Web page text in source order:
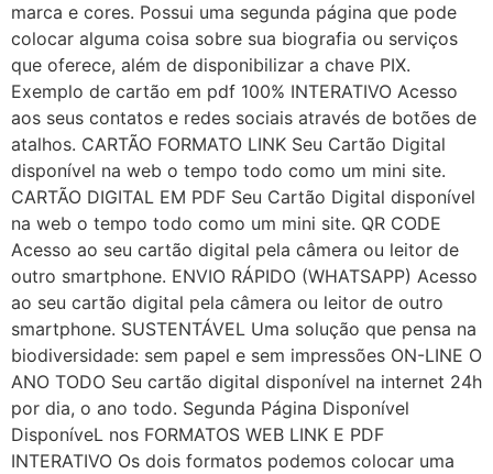
marca e cores. Possui uma segunda página que pode
colocar alguma coisa sobre sua biografia ou serviços
que oferece, além de disponibilizar a chave PIX.
Exemplo de cartão em pdf 100% INTERATIVO Acesso
aos seus contatos e redes sociais através de botões de
atalhos. CARTÃO FORMATO LINK Seu Cartão Digital
disponível na web o tempo todo como um mini site.
CARTÃO DIGITAL EM PDF Seu Cartão Digital disponível
na web o tempo todo como um mini site. QR CODE
Acesso ao seu cartão digital pela câmera ou leitor de
outro smartphone. ENVIO RÁPIDO (WHATSAPP) Acesso
ao seu cartão digital pela câmera ou leitor de outro
smartphone. SUSTENTÁVEL Uma solução que pensa na
biodiversidade: sem papel e sem impressões ON-LINE O
ANO TODO Seu cartão digital disponível na internet 24h
por dia, o ano todo. Segunda Página Disponível
DisponíveL nos FORMATOS WEB LINK E PDF
INTERATIVO Os dois formatos podemos colocar uma